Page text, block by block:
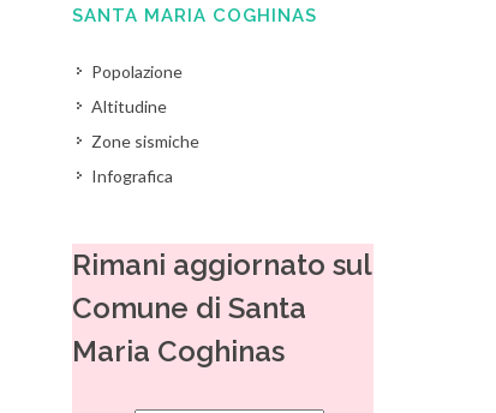
SANTA MARIA COGHINAS
Popolazione
Altitudine
Zone sismiche
Infografica
Rimani aggiornato sul
Comune di Santa
Maria Coghinas